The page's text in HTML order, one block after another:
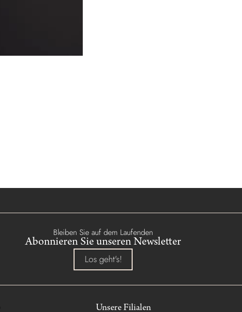
Bleiben Sie auf dem Laufenden
Abonnieren Sie unseren Newsletter
Los geht's!
Unsere Filialen